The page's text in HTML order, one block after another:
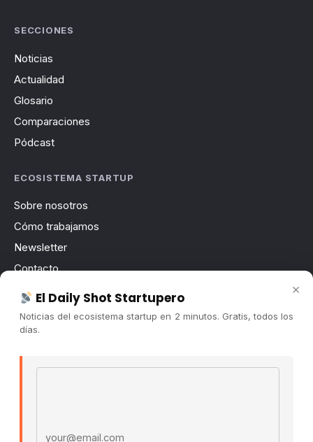
SECCIONES
Noticias
Actualidad
Glosario
Comparaciones
Pódcast
ECOSISTEMA STARTUP
Sobre nosotros
Cómo trabajamos
Newsletter
Contacto
Publicidad
Convocatorias
×
El Daily Shot Startupero
Noticias del ecosistema startup en 2 minutos. Gratis, todos los
días.